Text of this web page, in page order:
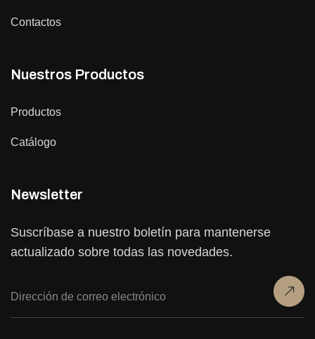
Contactos
Nuestros Productos
Productos
Catálogo
Newsletter
Suscríbase a nuestro boletín para mantenerse
actualizado sobre todas las novedades.